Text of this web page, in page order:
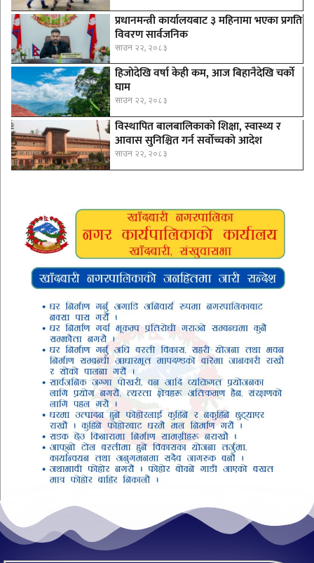
प्रधानमन्त्री कार्यालयबाट ३ महिनामा भएका प्रगति
विवरण सार्वजनिक
साउन २२, २०८३
हिजोदेखि वर्षा केही कम, आज बिहानैदेखि चर्को
घाम
साउन २२, २०८३
विस्थापित बालबालिकाको शिक्षा, स्वास्थ्य र
आवास सुनिश्चित गर्न सर्वोच्चको आदेश
साउन २२, २०८३